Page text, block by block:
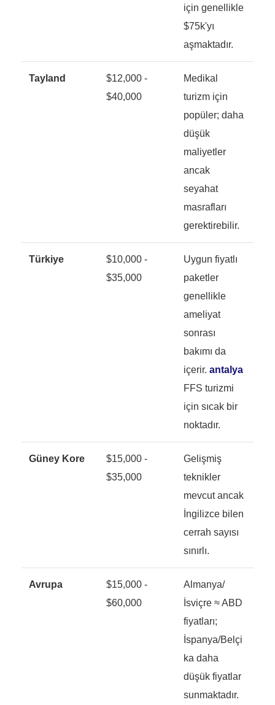
için genellikle
$75k'yı
aşmaktadır.
Tayland
$12,000 -
$40,000
Medikal
turizm için
popüler; daha
düşük
maliyetler
ancak
seyahat
masrafları
gerektirebilir.
Türkiye
$10,000 -
$35,000
Uygun fiyatlı
paketler
genellikle
ameliyat
sonrası
bakımı da
içerir. antalya
FFS turizmi
için sıcak bir
noktadır.
Güney Kore
$15,000 -
$35,000
Gelişmiş
teknikler
mevcut ancak
İngilizce bilen
cerrah sayısı
sınırlı.
Avrupa
$15,000 -
$60,000
Almanya/
İsviçre ≈ ABD
fiyatları;
İspanya/Belçi
ka daha
düşük fiyatlar
sunmaktadır.